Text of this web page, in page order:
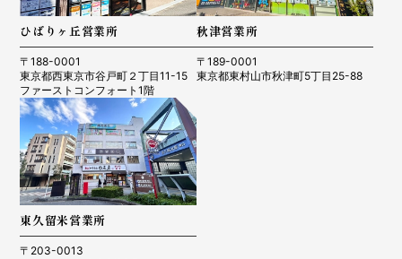
ひばりヶ丘営業所
〒188-0001
東京都西東京市谷戸町２丁目11-15
ファーストコンフォート1階
秋津営業所
〒189-0001
東京都東村山市秋津町5丁目25-88
東久留米営業所
〒203-0013